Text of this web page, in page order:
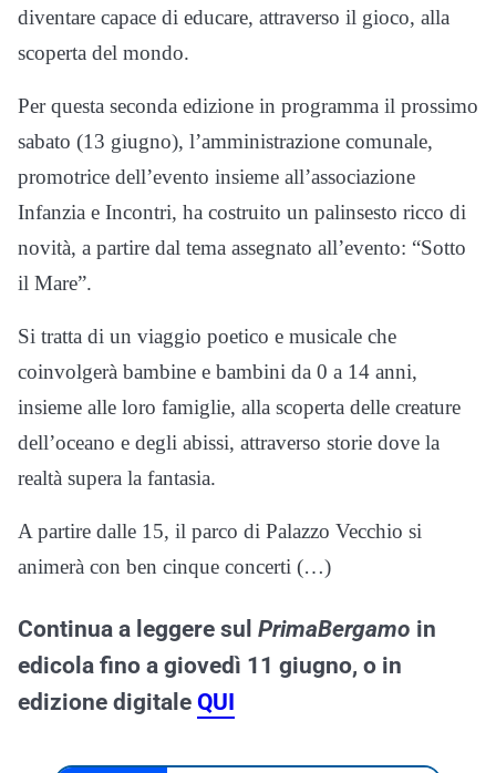
diventare capace di educare, attraverso il gioco, alla
scoperta del mondo.
Per questa seconda edizione in programma il prossimo
sabato (13 giugno), l’amministrazione comunale,
promotrice dell’evento insieme all’associazione
Infanzia e Incontri, ha costruito un palinsesto ricco di
novità, a partire dal tema assegnato all’evento: “Sotto
il Mare”.
Si tratta di un viaggio poetico e musicale che
coinvolgerà bambine e bambini da 0 a 14 anni,
insieme alle loro famiglie, alla scoperta delle creature
dell’oceano e degli abissi, attraverso storie dove la
realtà supera la fantasia.
A partire dalle 15, il parco di Palazzo Vecchio si
animerà con ben cinque concerti (…)
Continua a leggere sul PrimaBergamo in
edicola fino a giovedì 11 giugno, o in
edizione digitale QUI